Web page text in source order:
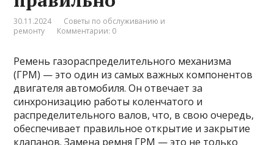
30.11.2024
Советы по обслуживанию и
ремонту
Комментарии: 0
Ремень газораспределительного механизма
(ГРМ) — это один из самых важных компонентов
двигателя автомобиля. Он отвечает за
синхронизацию работы коленчатого и
распределительного валов, что, в свою очередь,
обеспечивает правильное открытие и закрытие
клапанов. Замена ремня ГРМ — это не только